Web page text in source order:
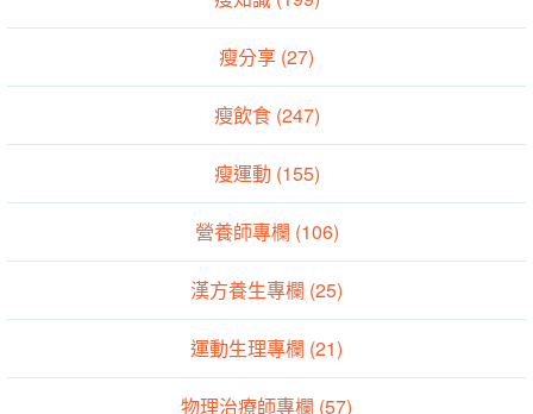
瘦分享 (27)
瘦飲食 (247)
瘦運動 (155)
營養師專欄 (106)
漢方養生專欄 (25)
運動生理專欄 (21)
物理治療師專欄 (57)